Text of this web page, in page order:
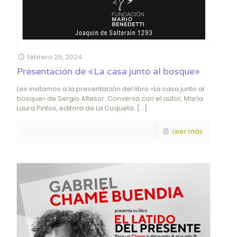
febrero 26, 2024
Presentación de «La casa junto al bosque»
Les invitamos a la presentación del libro «La casa junto al
bosque» de Sergio Altesor. Conversa con el autor, María
Laura Pintos, editora de La Coqueta. […]
Leer más